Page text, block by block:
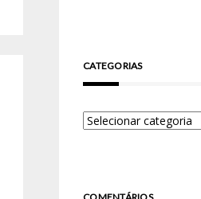
CATEGORIAS